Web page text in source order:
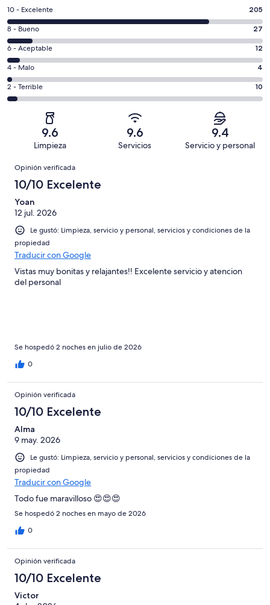
Puntuación
de
10,
es
decir,
Excelente.
Basada
en
opiniones
10 - Excelente 205
Puntuación
de
8,
es
decir,
Bueno.
Basada
opiniones
8 - Bueno 27
Puntuación
de
6,
es
decir,
Aceptable.
de
258
opiniones
6 - Aceptable 12
Puntuación
de
4,
Basada
de
opiniones
4 - Malo 4
Puntuación
de
Terrible.
Basada
de
258
opiniones
2 - Terrible 10
9.6
Limpieza
9.6
Servicios
9.4
Servicio y personal
Opiniones
Opinión verificada
10/10 Excelente
Yoan
12 jul. 2026
Le gustó: Limpieza, servicio y personal, servicios y condiciones de la
propiedad
Traducir con Google
Vistas muy bonitas y relajantes!! Excelente servicio y atencion
del personal
Se hospedó 2 noches en julio de 2026
0
Opinión verificada
10/10 Excelente
Alma
9 may. 2026
Le gustó: Limpieza, servicio y personal, servicios y condiciones de la
propiedad
Traducir con Google
Todo fue maravilloso 😍😍😍
Se hospedó 2 noches en mayo de 2026
0
Opinión verificada
10/10 Excelente
Victor